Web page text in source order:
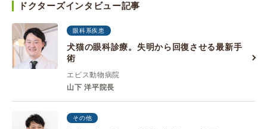
ドクターズインタビュー記事
眼科系疾患
犬猫の眼科診療。失明から回復させる最新手
術
エビス動物病院
山下 洋平院長
その他